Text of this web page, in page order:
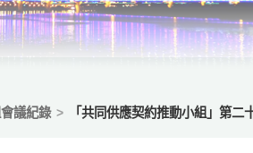
議紀錄 「共同供應契約推動小組」第二